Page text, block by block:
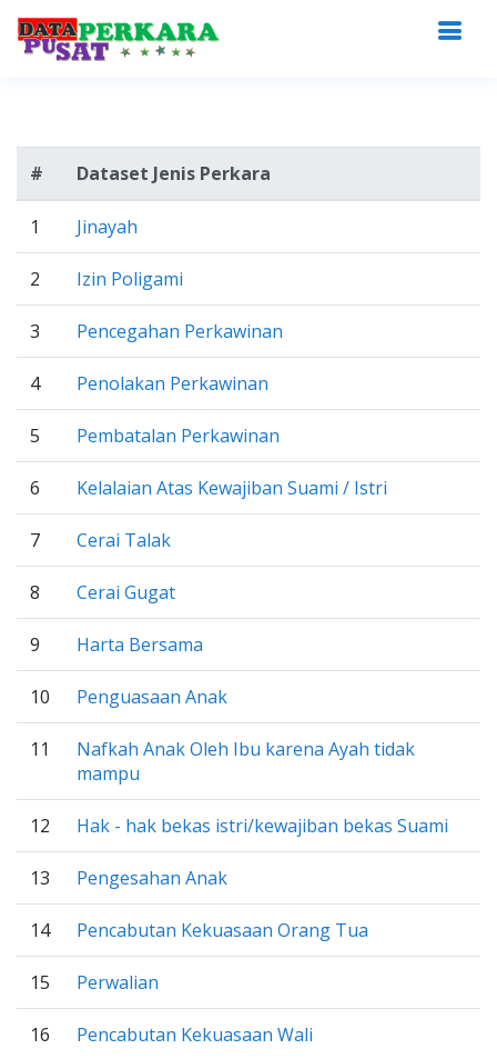
# Dataset Jenis Perkara
1 Jinayah
2 Izin Poligami
3 Pencegahan Perkawinan
4 Penolakan Perkawinan
5 Pembatalan Perkawinan
6 Kelalaian Atas Kewajiban Suami / Istri
7 Cerai Talak
8 Cerai Gugat
9 Harta Bersama
10 Penguasaan Anak
11
Nafkah Anak Oleh Ibu karena Ayah tidak
mampu
12 Hak - hak bekas istri/kewajiban bekas Suami
13 Pengesahan Anak
14 Pencabutan Kekuasaan Orang Tua
15 Perwalian
16 Pencabutan Kekuasaan Wali